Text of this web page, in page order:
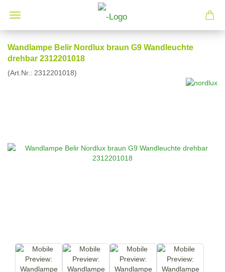
Wandlampe Belir Nordlux braun G9 Wandleuchte
drehbar 2312201018
(Art.Nr.: 2312201018)